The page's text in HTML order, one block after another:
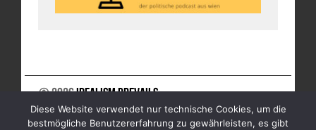
© 2026Idealism Prevails
UNTERSTÜTZE UNS
NEWSLETTER
IMPRESSUM
Diese Website verwendet nur technische Cookies, um die
bestmögliche Benutzererfahrung zu gewährleisten, es gibt